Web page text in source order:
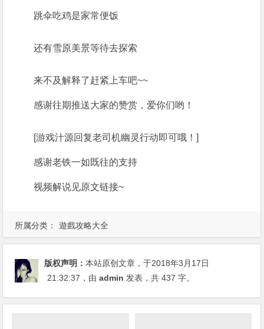
所属分类： 遊戲攻略大全
跳伞吃鸡是家常便饭
还有雪原美景等待去探索
来不及解释了赶紧上车吧~~
感谢往期推送大家的赞赏，爱你们哟！
[游戏汁源回复老司机幽灵行动即可哦！]
感谢老铁一如既往的支持
视频解说见原文链接~
版权声明：本站原创文章，于2018年3月17日
21:32:37 ，由admin 发表，共 437 字。